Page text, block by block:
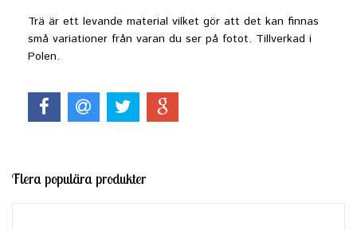
Trä är ett levande material vilket gör att det kan finnas
små variationer från varan du ser på fotot. Tillverkad i
Polen.
Flera populära produkter